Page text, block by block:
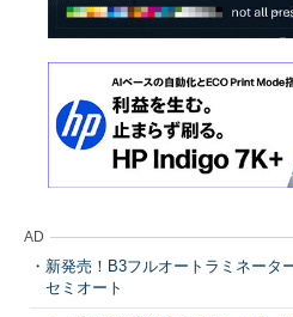
AD
新発売！B3フルオートラミネータ
セミオート